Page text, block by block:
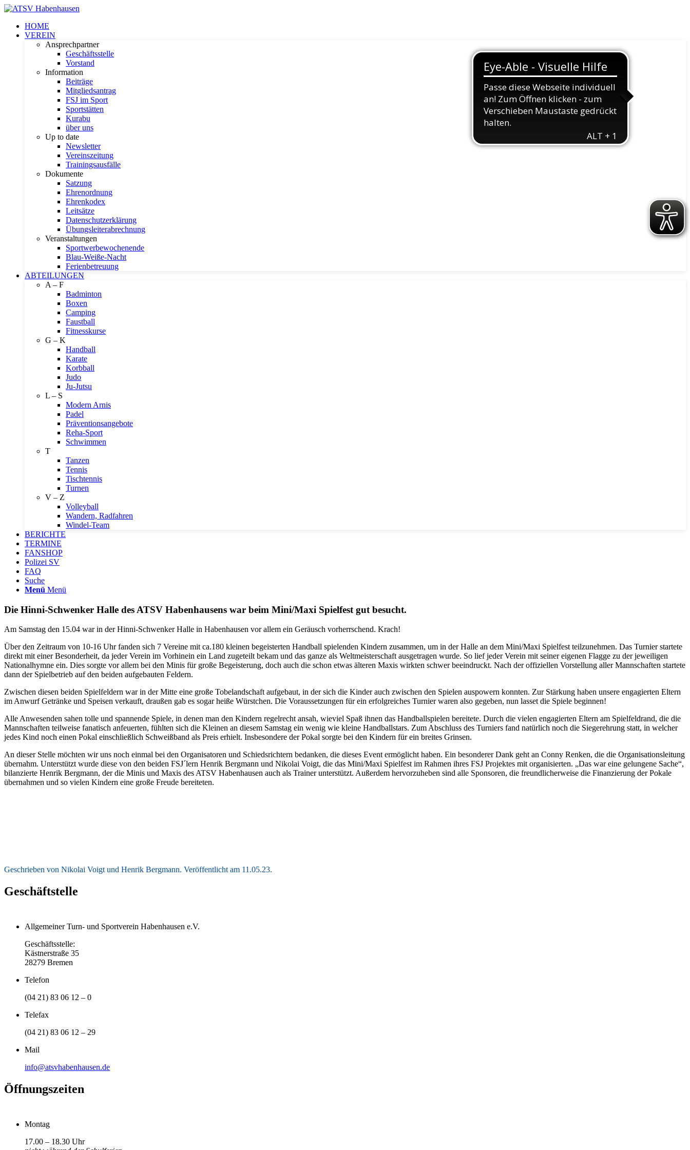
HOME
VEREIN
Ansprechpartner
Geschäftsstelle
Vorstand
Information
Beiträge
Mitgliedsantrag
FSJ im Sport
Sportstätten
Kurabu
über uns
Up to date
Newsletter
Vereinszeitung
Trainingsausfälle
Dokumente
Satzung
Ehrenordnung
Ehrenkodex
Leitsätze
Datenschutzerklärung
Übungsleiterabrechnung
Veranstaltungen
Sportwerbewochenende
Blau-Weiße-Nacht
Ferienbetreuung
ABTEILUNGEN
A – F
Badminton
Boxen
Camping
Faustball
Fitnesskurse
G – K
Handball
Karate
Korbball
Judo
Ju-Jutsu
L – S
Modern Arnis
Padel
Präventionsangebote
Reha-Sport
Schwimmen
T
Tanzen
Tennis
Tischtennis
Turnen
V – Z
Volleyball
Wandern, Radfahren
Windel-Team
BERICHTE
TERMINE
FANSHOP
Polizei SV
FAQ
Suche
Menü Menü
Die Hinni-Schwenker Halle des ATSV Habenhausens war beim Mini/Maxi Spielfest gut besucht.
Am Samstag den 15.04 war in der Hinni-Schwenker Halle in Habenhausen vor allem ein Geräusch vorherrschend. Krach!
Über den Zeitraum von 10-16 Uhr fanden sich 7 Vereine mit ca.180 kleinen begeisterten Handball spielenden Kindern zusammen, um in der Halle an dem Mini/Maxi Spielfest teilzunehmen. Das Turnier startete
direkt mit einer Besonderheit, da jeder Verein im Vorhinein ein Land zugeteilt bekam und das ganze als Weltmeisterschaft ausgetragen wurde. So lief jeder Verein mit seiner eigenen Flagge zu der jeweiligen
Nationalhymne ein. Dies sorgte vor allem bei den Minis für große Begeisterung, doch auch die schon etwas älteren Maxis wirkten schwer beeindruckt. Nach der offiziellen Vorstellung aller Mannschaften startete
dann der Spielbetrieb auf den beiden aufgebauten Feldern.
Zwischen diesen beiden Spielfeldern war in der Mitte eine große Tobelandschaft aufgebaut, in der sich die Kinder auch zwischen den Spielen auspowern konnten. Zur Stärkung haben unsere engagierten Eltern
im Anwurf Getränke und Speisen verkauft, draußen gab es sogar heiße Würstchen. Die Voraussetzungen für ein erfolgreiches Turnier waren also gegeben, nun lasset die Spiele beginnen!
Alle Anwesenden sahen tolle und spannende Spiele, in denen man den Kindern regelrecht ansah, wieviel Spaß ihnen das Handballspielen bereitete. Durch die vielen engagierten Eltern am Spielfeldrand, die die
Mannschaften teilweise fanatisch anfeuerten, fühlten sich die Kleinen an diesem Samstag ein wenig wie kleine Handballstars. Zum Abschluss des Turniers fand natürlich noch die Siegerehrung statt, in welcher
jedes Kind noch einen Pokal einschließlich Schweißband als Preis erhielt. Insbesondere der Pokal sorgte bei den Kindern für ein breites Grinsen.
An dieser Stelle möchten wir uns noch einmal bei den Organisatoren und Schiedsrichtern bedanken, die dieses Event ermöglicht haben. Ein besonderer Dank geht an Conny Renken, die die Organisationsleitung
übernahm. Unterstützt wurde diese von den beiden FSJ´lern Henrik Bergmann und Nikolai Voigt, die das Mini/Maxi Spielfest im Rahmen ihres FSJ Projektes mit organisierten. „Das war eine gelungene Sache“,
bilanzierte Henrik Bergmann, der die Minis und Maxis des ATSV Habenhausen auch als Trainer unterstützt. Außerdem hervorzuheben sind alle Sponsoren, die freundlicherweise die Finanzierung der Pokale
übernahmen und so vielen Kindern eine große Freude bereiteten.
Geschrieben von Nikolai Voigt und Henrik Bergmann. Veröffentlicht am 11.05.23.
Geschäftstelle
Allgemeiner Turn- und Sportverein Habenhausen e.V.
Geschäftsstelle:
Kästnerstraße 35
28279 Bremen
Telefon
(04 21) 83 06 12 – 0
Telefax
(04 21) 83 06 12 – 29
Mail
info@atsvhabenhausen.de
Öffnungszeiten
Montag
17.00 – 18.30 Uhr